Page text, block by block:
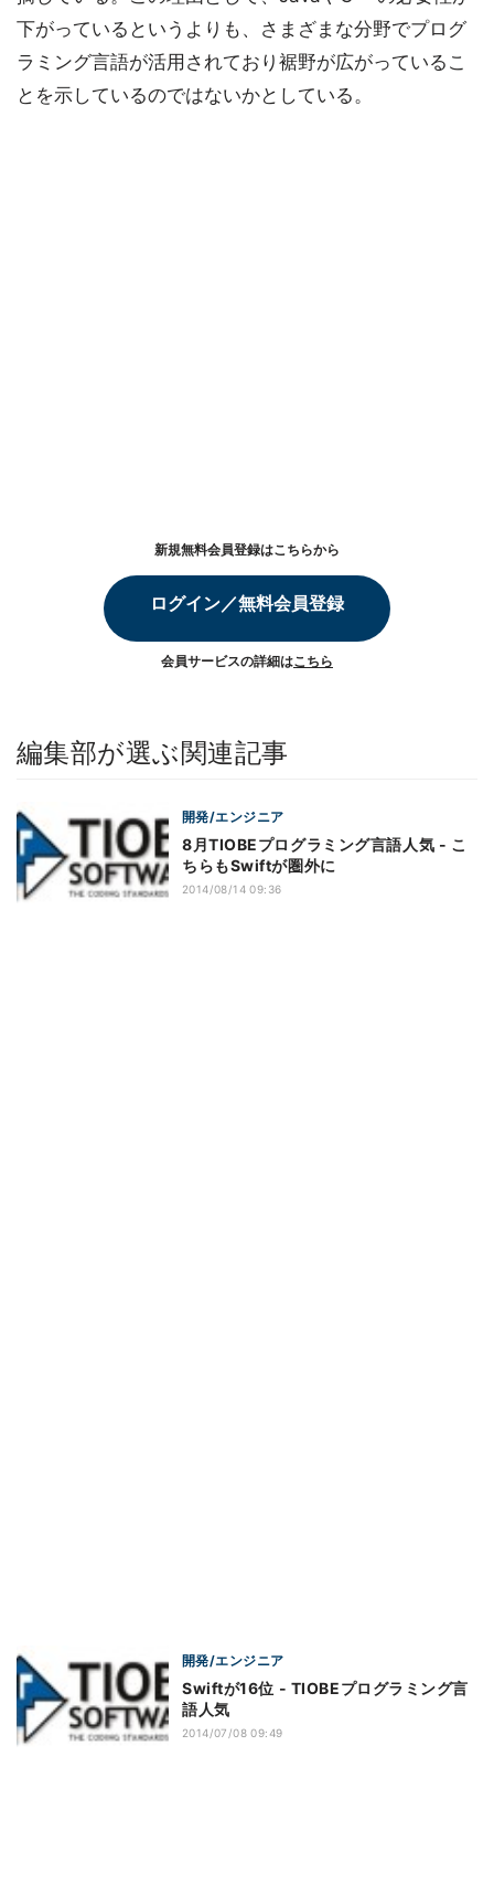
下がっているというよりも、さまざまな分野でプログ
ラミング言語が活用されており裾野が広がっているこ
とを示しているのではないかとしている。
新規無料会員登録はこちらから
ログイン／無料会員登録
会員サービスの詳細はこちら
編集部が選ぶ関連記事
開発/エンジニア
8月TIOBEプログラミング言語人気 - こ
ちらもSwiftが圏外に
2014/08/14 09:36
開発/エンジニア
Swiftが16位 - TIOBEプログラミング言
語人気
2014/07/08 09:49